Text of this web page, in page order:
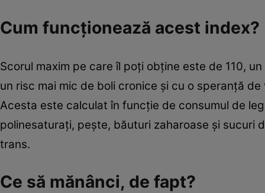
Cum funcționează acest index?
Scorul maxim pe care îl poți obține este de 110,
un risc mai mic de boli cronice și cu o speranță
Acesta este calculat în funcție de consumul de
polinesaturați, pește, băuturi zaharoase și sucuri
trans.
Ce să mănânci, de fapt?